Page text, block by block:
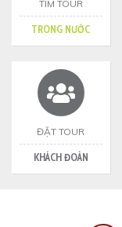
TÌM TOUR
TRONG NƯỚC
ĐẶT TOUR
KHÁCH ĐOÀN